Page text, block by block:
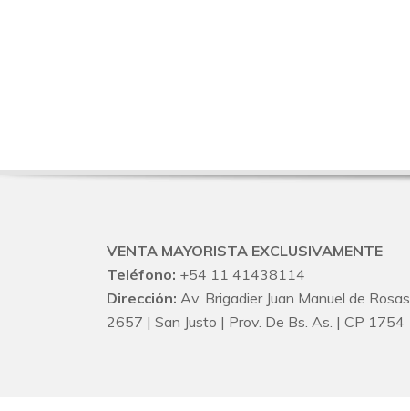
VENTA MAYORISTA EXCLUSIVAMENTE
Teléfono: +54 11 41438114
Dirección: Av. Brigadier Juan Manuel de Rosas
2657 | San Justo | Prov. De Bs. As. | CP 1754